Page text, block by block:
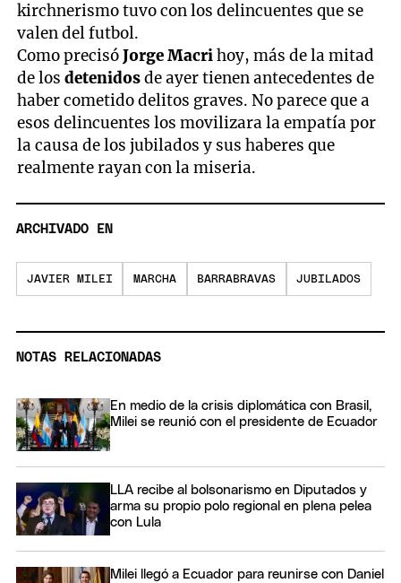
kirchnerismo tuvo con los delincuentes que se
valen del futbol.
Como precisóJorge Macrihoy, más de la mitad
de losdetenidosde ayer tienen antecedentes de
haber cometido delitos graves. No parece que a
esos delincuentes los movilizara la empatía por
la causa de los jubilados y sus haberes que
realmente rayan con la miseria.
ARCHIVADO EN
JAVIER MILEI MARCHA BARRABRAVAS JUBILADOS
NOTAS RELACIONADAS
En medio de la crisis diplomática con Brasil,
Milei se reunió con el presidente de Ecuador
LLA recibe al bolsonarismo en Diputados y
arma su propio polo regional en plena pelea
con Lula
Milei llegó a Ecuador para reunirse con Daniel